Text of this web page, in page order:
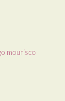
mourisco